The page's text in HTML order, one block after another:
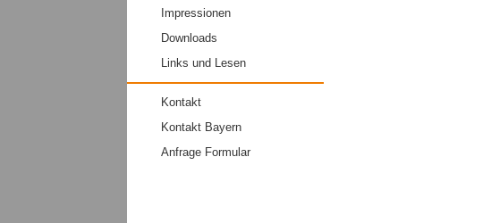
Impressionen
Downloads
Links und Lesen
Kontakt
Kontakt Bayern
Anfrage Formular